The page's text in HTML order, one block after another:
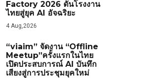
Factory 2026 ดันโรงงาน
ไทยสู่ยุค AI อัจฉริยะ
4 Aug,2026
“viaim” จัดงาน “Offline
Meetup”ครั้งแรกในไทย
เปิดประสบการณ์ AI บันทึก
เสียงสู่การประชุมยุคใหม่